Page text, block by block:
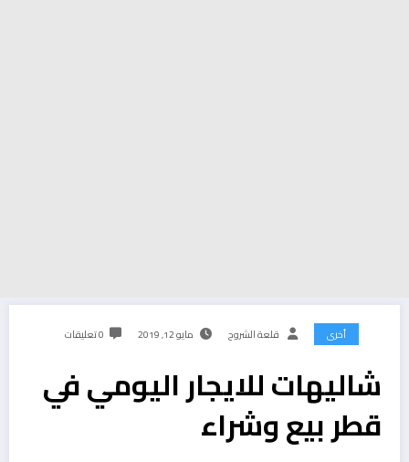
أخرى قلعة الشروح مايو 12, 2019 0 تعليقات
شاليهات للايجار اليومي في
قطر بيع وشراء